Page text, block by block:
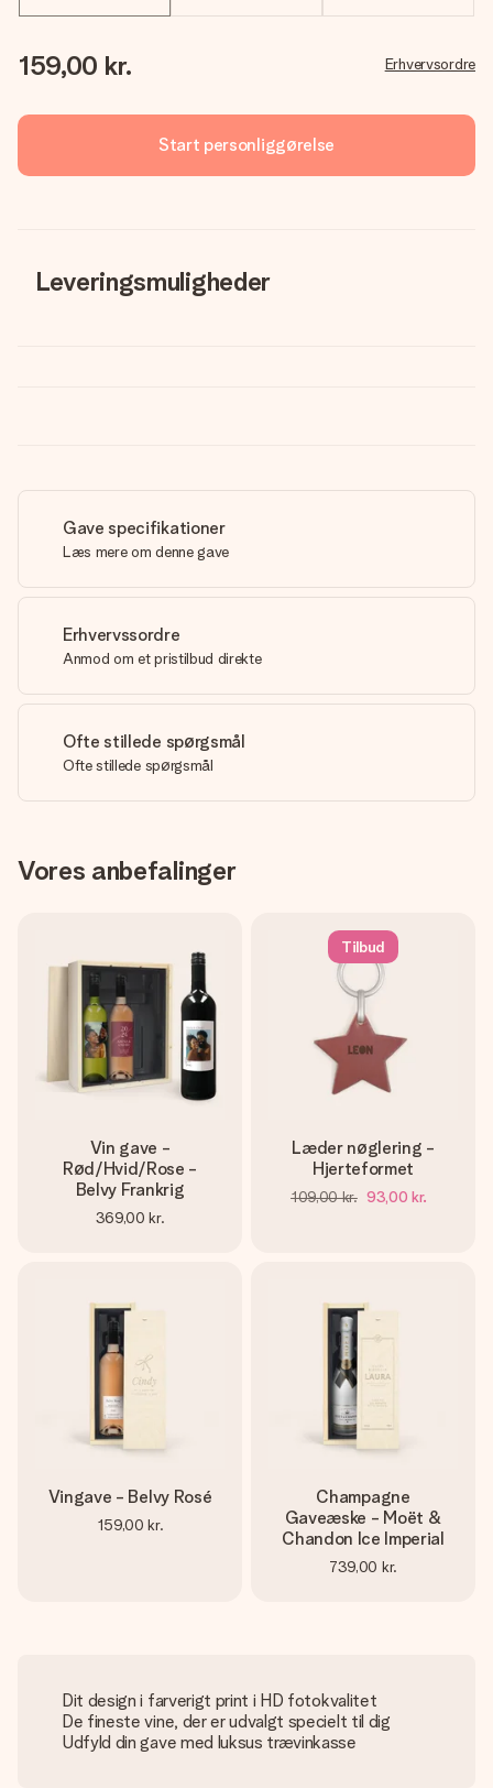
159,00 kr. Erhvervsordre
Start personliggørelse
Leveringsmuligheder
Gave specifikationer
Læs mere om denne gave
Erhvervssordre
Anmod om et pristilbud direkte
Ofte stillede spørgsmål
Ofte stillede spørgsmål
Vores anbefalinger
Vin gave -
Rød/Hvid/Rose -
Belvy Frankrig
369,00 kr.
Tilbud
Læder nøglering -
Hjerteformet
109,00 kr. 93,00 kr.
Vingave - Belvy Rosé
159,00 kr.
Champagne
Gaveæske - Moët &
Chandon Ice Imperial
739,00 kr.
Dit design i farverigt print i HD fotokvalitet
De fineste vine, der er udvalgt specielt til dig
Udfyld din gave med luksus trævinkasse